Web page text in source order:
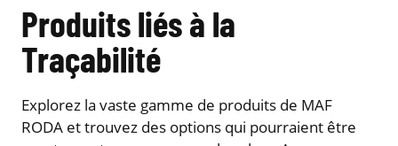
Produits liés à la
Traçabilité
Explorez la vaste gamme de produits de MAF
RODA et trouvez des options qui pourraient être